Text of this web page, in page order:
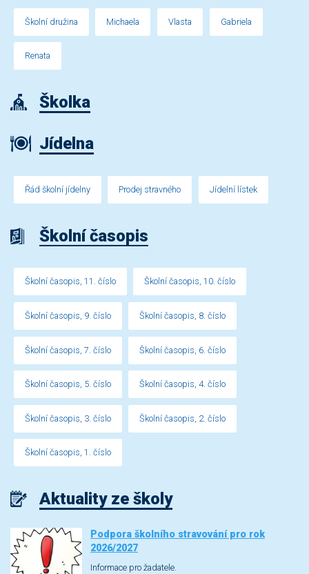
Školní družina Michaela Vlasta Gabriela
Renata
Školka
Jídelna
Řád školní jídelny Prodej stravného Jídelní lístek
Školní časopis
Školní časopis, 11. číslo Školní časopis, 10. číslo
Školní časopis, 9. číslo Školní časopis, 8. číslo
Školní časopis, 7. číslo Školní časopis, 6. číslo
Školní časopis, 5. číslo Školní časopis, 4. číslo
Školní časopis, 3. číslo Školní časopis, 2. číslo
Školní časopis, 1. číslo
Aktuality ze školy
Podpora školního stravování pro rok
2026/2027
Informace pro žadatele.